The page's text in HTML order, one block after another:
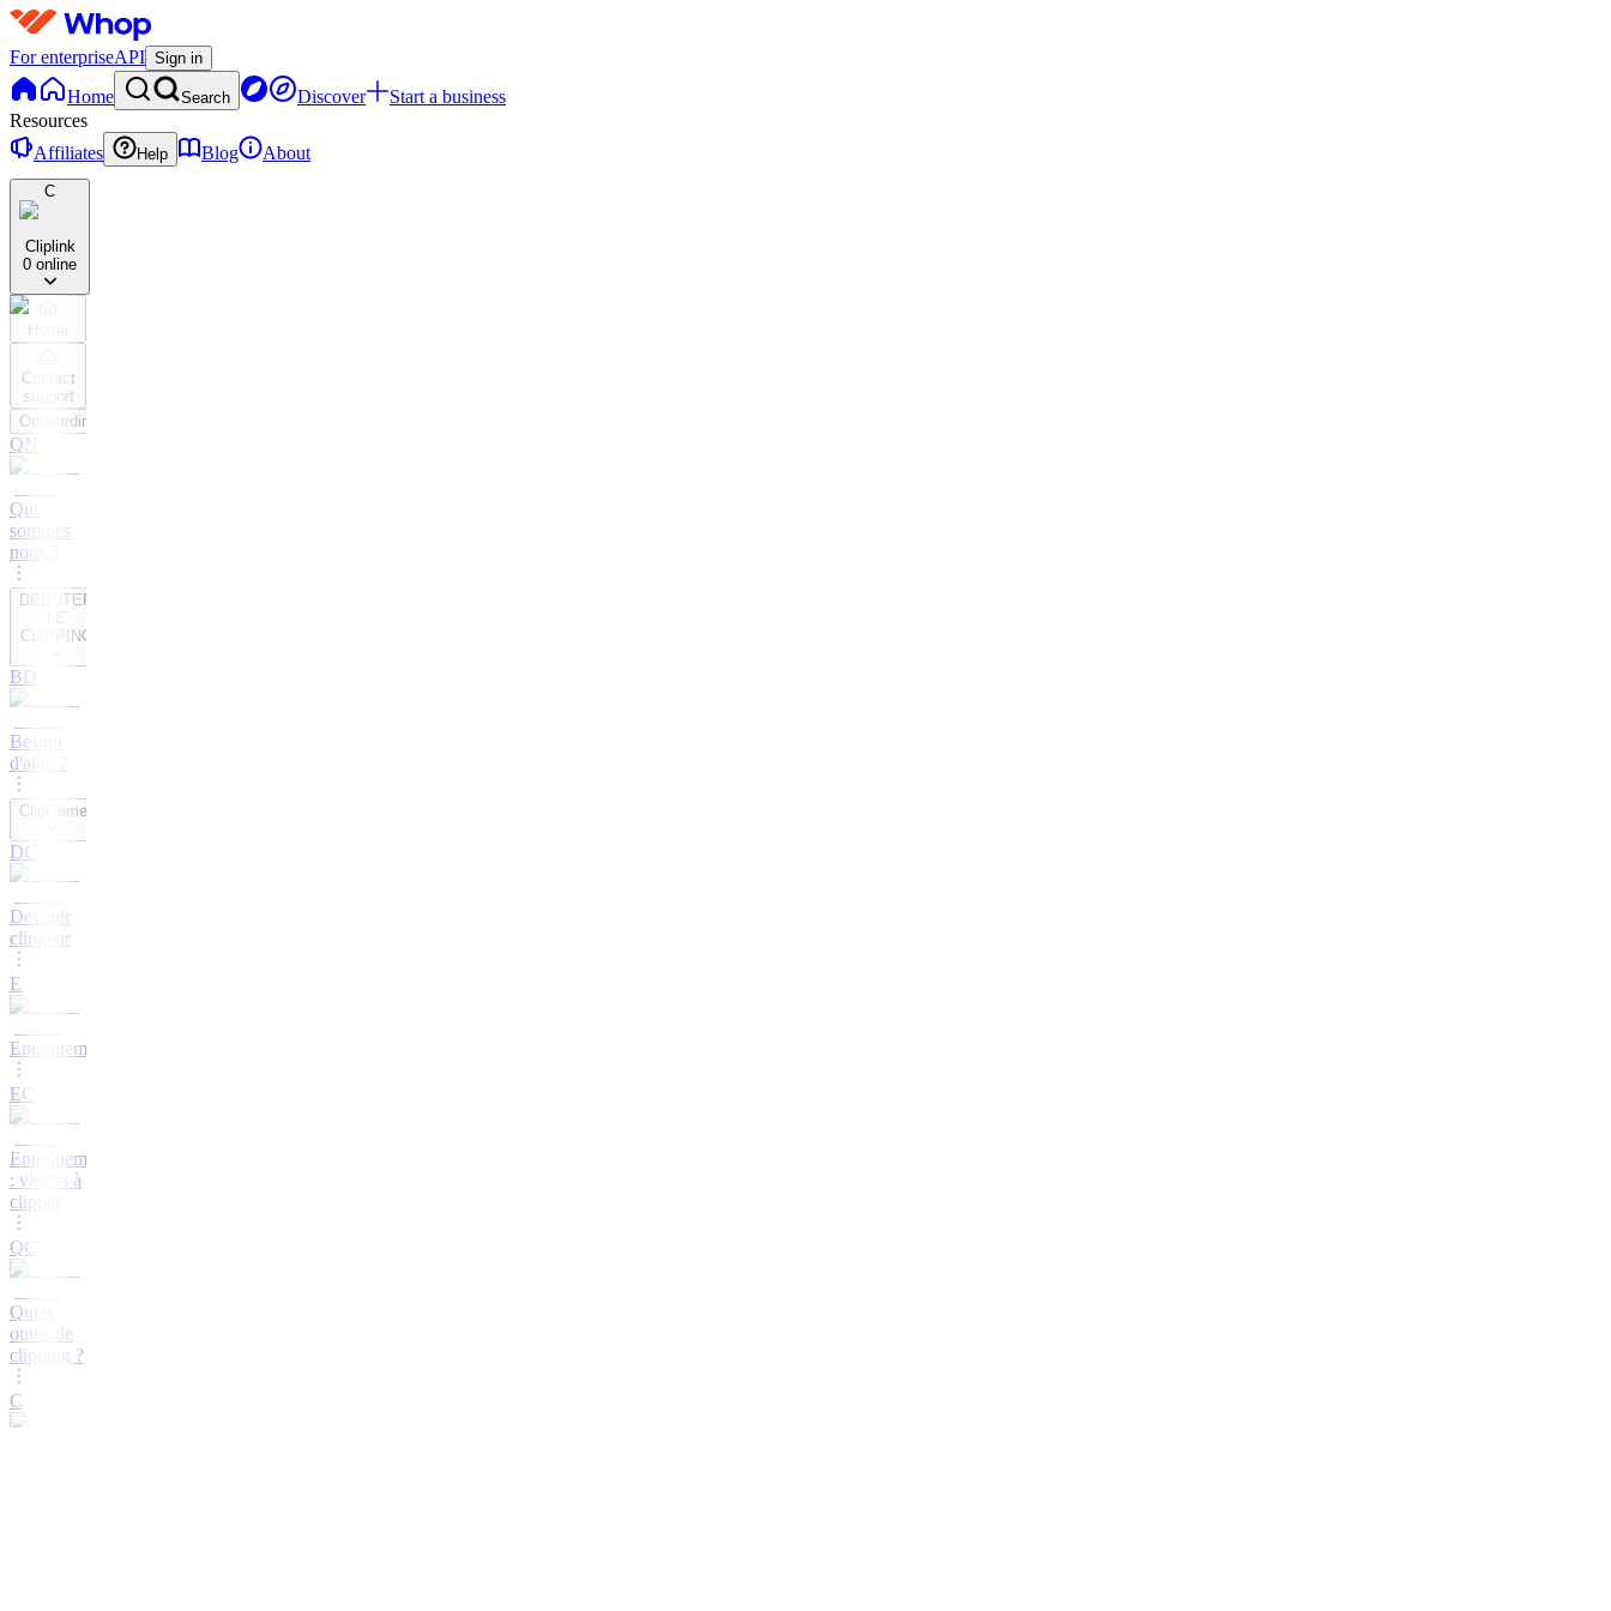
For enterpriseAPI Sign in
Home Search Discover
Start a business
Resources
Affiliates
Help Blog About
C
Cliplink
0 online
Home
Contact
support
Onboarding
QN
Qui
sommes
nous ?
DEBUTER
LE
CLIPPING
BD
Besoin
d'aide ?
ClipGame
DC
Devenir
clippeur
E
Entrainement
EC
Entraînement
: vidéos à
clipper
QC
Quels
outils de
clipping ?
C